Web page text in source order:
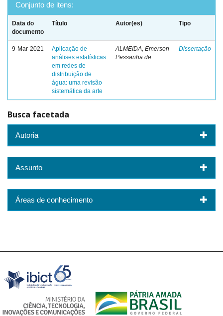
Conjunto de itens:
Data do
documento
Título Autor(es) Tipo
9-Mar-2021
Aplicação de
análises estatísticas
em redes de
distribuição de
água: uma revisão
sistemática da arte
ALMEIDA, Emerson
Pessanha de
Dissertação
Busca facetada
Autoria
Assunto
Áreas de conhecimento